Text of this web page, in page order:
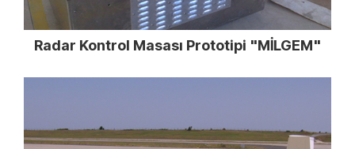
Radar Kontrol Masası Prototipi "MİLGEM"